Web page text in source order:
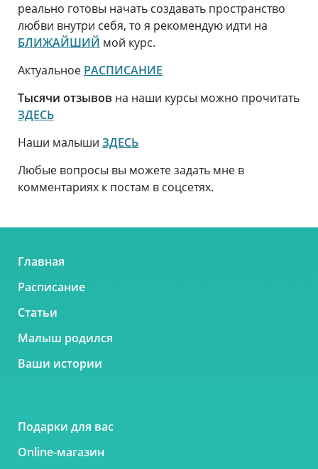
реально готовы начать создавать пространство
любви внутри себя, то я рекомендую идти на
БЛИЖАЙШИЙ мой курс.
Актуальное РАСПИСАНИЕ
Тысячи отзывов на наши курсы можно прочитать
ЗДЕСЬ
Наши малыши ЗДЕСЬ
Любые вопросы вы можете задать мне в
комментариях к постам в соцсетях.
Главная
Расписание
Статьи
Малыш родился
Ваши истории
Подарки для вас
Online-магазин